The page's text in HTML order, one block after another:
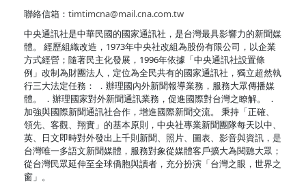
聯絡信箱： timtimcna@mail.cna.com.tw
中央通訊社是中華民國的國家通訊社，是台灣最具影響力的新聞媒
體。 經歷組織改造，1973年中央社改組為股份有限公司，以企業
方式經營；隨著民主化發展，1996年依據「中央通訊社設置條
例」改制為財團法人，定位為全民共有的國家通訊社，獨立超然執
行三大法定任務： ．辦理國內外新聞報導業務，服務大眾傳播媒
體。 ．辦理國家對外新聞通訊業務，促進國際對台灣之瞭解。 ．
加強與國際新聞通訊社合作，增進國際新聞交流。 秉持「正確、
領先、客觀、翔實」的基本原則，中央社專業新聞團隊每天以中、
英、日文即時對外發出上千則新聞、照片、圖表、影音與資訊，是
台灣唯一多語文新聞媒體，服務對象從媒體客戶擴大為閱聽大眾；
從台灣民眾延伸至全球僑胞與讀者，充分扮演「台灣之眼，世界之
窗」。